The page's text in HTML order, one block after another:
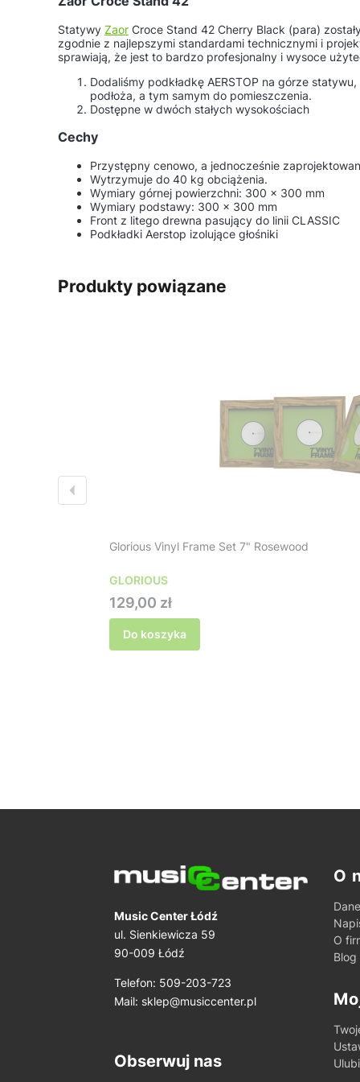
Statywy Zaor Croce Stand 42 Cherry Black (para)
zgodnie z najlepszymi standardami technicznymi i
sprawiają, że jest to bardzo profesjonalny i wysoce
Dodaliśmy podkładkę AERSTOP na górze
podłoża, a tym samym do pomieszczenia.
Dostępne w dwóch stałych wysokościach
Cechy
Przystępny cenowo, a jednocześnie
Wytrzymuje do 40 kg obciążenia.
Wymiary górnej powierzchni: 300 x 300 mm
Wymiary podstawy: 300 x 300 mm
Front z litego drewna pasujący do linii CLASSIC
Podkładki Aerstop izolujące głośniki
Produkty powiązane
Glorious Vinyl Frame Set 7" Rosewood
GLORIOUS
Cena
129,00 zł
Do koszyka
Music Center Łódź
ul. Sienkiewicza 59
90-009 Łódź
Telefon: 509-203-723
Mail: sklep@musiccenter.pl
Obserwuj nas
O
O
Blog